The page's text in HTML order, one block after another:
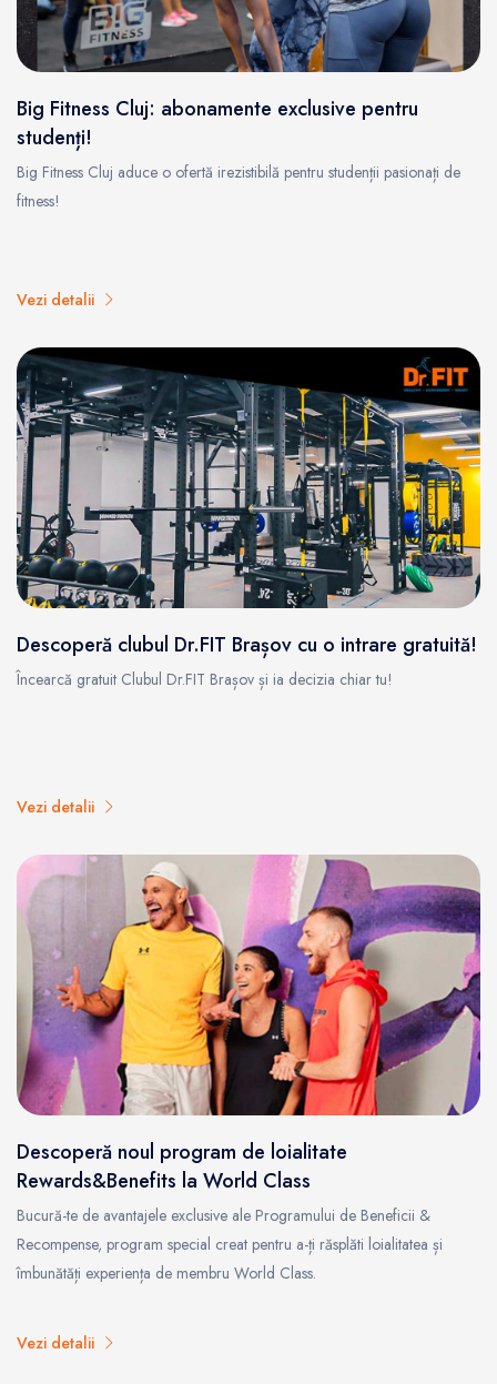
Big Fitness Cluj: abonamente exclusive pentru
studenți!
Big Fitness Cluj aduce o ofertă irezistibilă pentru studenții pasionați de
fitness!
Vezi detalii
Descoperă clubul Dr.FIT Brașov cu o intrare gratuită!
Încearcă gratuit Clubul Dr.FIT Brașov și ia decizia chiar tu!
Vezi detalii
Descoperă noul program de loialitate
Rewards&Benefits la World Class
Bucură-te de avantajele exclusive ale Programului de Beneficii &
Recompense, program special creat pentru a-ți răsplăti loialitatea și
îmbunătăți experiența de membru World Class.
Vezi detalii